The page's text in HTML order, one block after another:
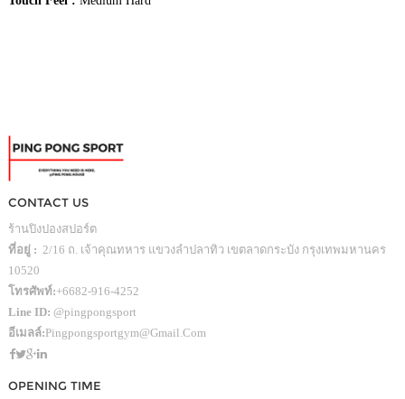
CONTACT US
ร้านปิงปองสปอร์ต
ที่อยู่ : 2/16 ถ. เจ้าคุณทหาร แขวงลำปลาทิว เขตลาดกระบัง กรุงเทพมหานคร
10520
โทรศัพท์:+6682-916-4252
Line ID: @pingpongsport
อีเมลล์:Pingpongsportgym@gmail.com
OPENING TIME